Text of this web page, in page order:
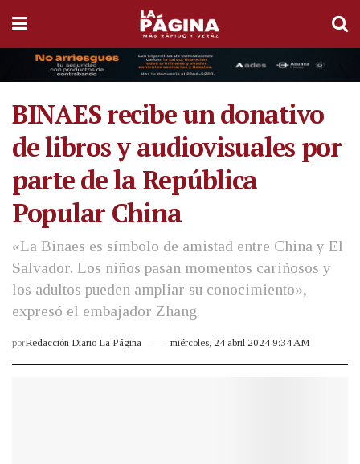
BINAES recibe un donativo
de libros y audiovisuales por
parte de la República
Popular China
«La Binaes es símbolo de amistad entre China y El
Salvador. Los niños pasan momentos cariñosos y
los adultos pueden ampliar su conocimiento»,
expresó el embajador Zhang.
porRedacción Diario La Página miércoles, 24 abril 2024 9:34 AM